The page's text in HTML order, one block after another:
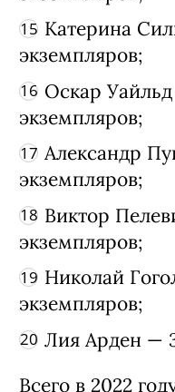
экземпляров;
Татьяна
экземпляров;
Джек Лондон
экземпляров;
Рэй
экземпляров;
Катерина
экземпляров;
Оскар
экземпляров;
Александр
экземпляров;